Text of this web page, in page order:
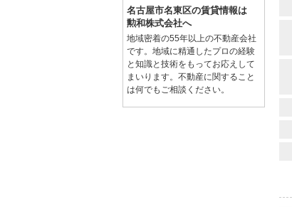
名古屋市名東区の賃貸情報は
勲和株式会社へ
地域密着の55年以上の不動産会社
です。地域に精通したプロの経験
と知識と技術をもってお応えして
まいります。不動産に関すること
は何でもご相談ください。